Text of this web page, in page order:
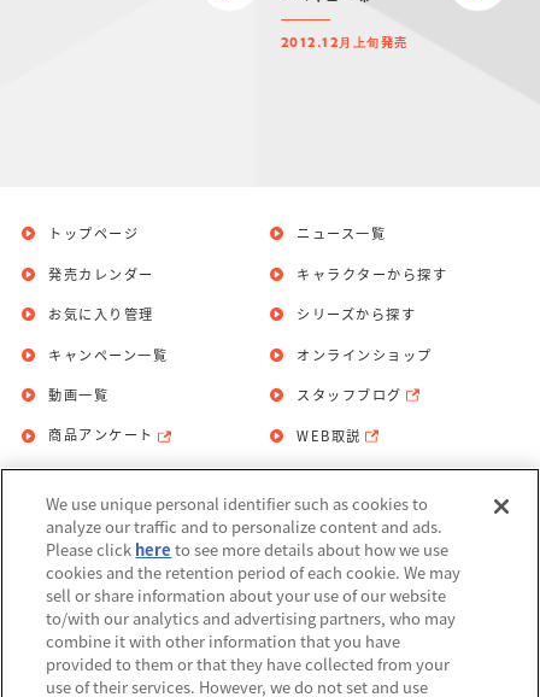
2012.12月上旬 発売
トップページ
発売カレンダー
お気に入り管理
ニュース一覧
キャラクターから探す
シリーズから探す
キャンペーン一覧
動画一覧
商品アンケート
オンラインショップ
スタッフブログ
WEB取説
お問い合わせ 個人情報保護方針
利用規約
Do Not Sell or Share My Personal
Information
アレルギー情報
We use unique personal identifier such as cookies to
analyze our traffic and to personalize content and ads.
Please click here to see more details about how we use
cookies and the retention period of each cookie. We may
sell or share information about your use of our website
to/with our analytics and advertising partners, who may
combine it with other information that you have
provided to them or that they have collected from your
use of their services. However, we do not set and use